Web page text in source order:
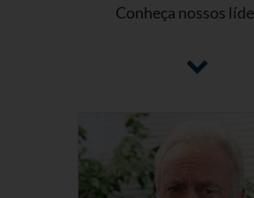
Conheça nossos